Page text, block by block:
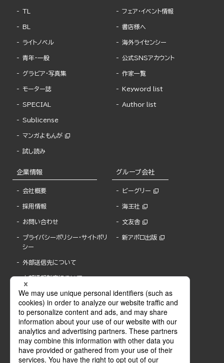
TL
BL
ライトノベル
青年・一般
グラビア・写真集
モーター誌
SPECIAL
Sublicense
マンガよもんが
試し読み
フェア・イベント情報
書店様へ
海外ライセンシー
公式SNSアカウント
作家一覧
Keyword list
Author list
企業情報
会社概要
採用情報
お問い合わせ
プライバシーポリシー・サイトポリ
シー
外部送信先について
内部通報制度について
グループ会社
ビーグリー
海王社
文友舎
新アポロ出版